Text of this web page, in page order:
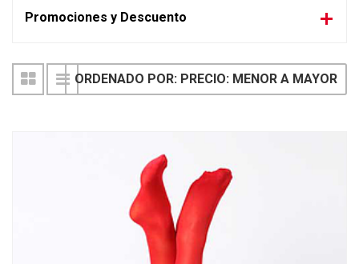
Promociones y Descuento
ORDENADO POR: PRECIO: MENOR A MAYOR